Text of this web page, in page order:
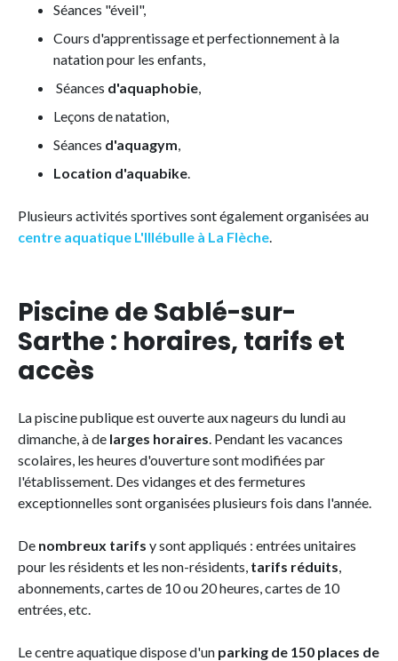
Séances "éveil",
Cours d'apprentissage et perfectionnement à la
natation pour les enfants,
Séances d'aquaphobie,
Leçons de natation,
Séances d'aquagym,
Location d'aquabike.
Plusieurs activités sportives sont également organisées au
centre aquatique L'Illébulle à La Flèche.
Piscine de Sablé-sur-
Sarthe : horaires, tarifs et
accès
La piscine publique est ouverte aux nageurs du lundi au
dimanche, à de larges horaires. Pendant les vacances
scolaires, les heures d'ouverture sont modifiées par
l'établissement. Des vidanges et des fermetures
exceptionnelles sont organisées plusieurs fois dans l'année.
De nombreux tarifs y sont appliqués : entrées unitaires
pour les résidents et les non-résidents, tarifs réduits,
abonnements, cartes de 10 ou 20 heures, cartes de 10
entrées, etc.
Le centre aquatique dispose d'un parking de 150 places de